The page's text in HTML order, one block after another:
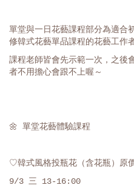
單堂與一日花藝課程部分為適合
修韓式花藝單品課程的花藝工作者
課程老師皆會先示範一次，之後
者不用擔心會跟不上喔～
🌼 單堂花藝體驗課程
♡韓式風格投瓶花（含花瓶）原
9/3 三 13-16:00